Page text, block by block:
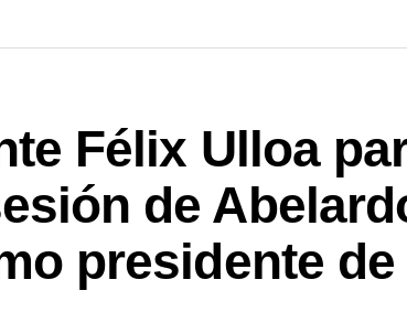
Félix Ulloa
de
presidente de